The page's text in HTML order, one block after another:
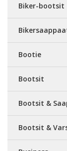
Biker-bootsit
Bootie
Bootsit
Bootsit &
Bootsit &